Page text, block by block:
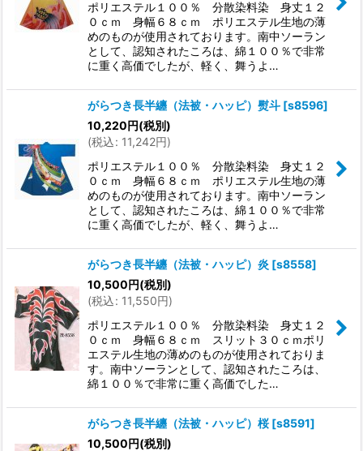
ポリエステル１００％ 分散染料染 身丈１２
０ｃｍ 身幅６８ｃｍ ポリエステル生地の薄
めのものが使用されております。南中ソーラン
として、認知されたころは、綿１００％で非常
に重く高価でしたが、軽く、舞うよ…
がらつき長半纏（法被・ハッピ）熨斗 [s8596]
10,220円(税別)
(税込: 11,242円)
ポリエステル１００％ 分散染料染 身丈１２
０ｃｍ 身幅６８ｃｍ ポリエステル生地の薄
めのものが使用されております。南中ソーラン
として、認知されたころは、綿１００％で非常
に重く高価でしたが、軽く、舞うよ…
がらつき長半纏（法被・ハッピ）炎 [s8558]
10,500円(税別)
(税込: 11,550円)
ポリエステル１００％ 分散染料染 身丈１２
０ｃｍ 身幅６８ｃｍ スリット３０ｃｍポリ
エステル生地の薄めのものが使用されておりま
す。南中ソーランとして、認知されたころは、
綿１００％で非常に重く高価でした…
がらつき長半纏（法被・ハッピ）桜 [s8591]
10,500円(税別)